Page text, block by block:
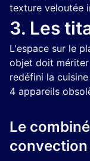
texture veloutée
3. Les
L'espace sur le
objet doit mériter
redéfini la
4 appareils
Le
convection